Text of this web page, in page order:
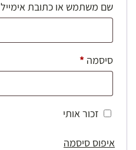
שם משתמש או כתובת אימייל
סיסמה *חובה
זכור אותי
איפוס סיסמה